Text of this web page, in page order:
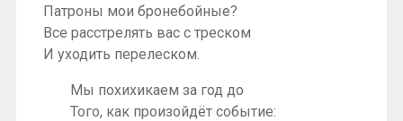
Патроны мои бронебойные?
Все расстрелять вас с треском
И уходить перелеском.
Мы похихикаем за год до
Того, как произойдёт событие: